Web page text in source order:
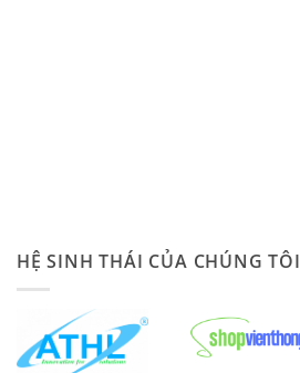
HỆ SINH THÁI CỦA CHÚNG TÔI